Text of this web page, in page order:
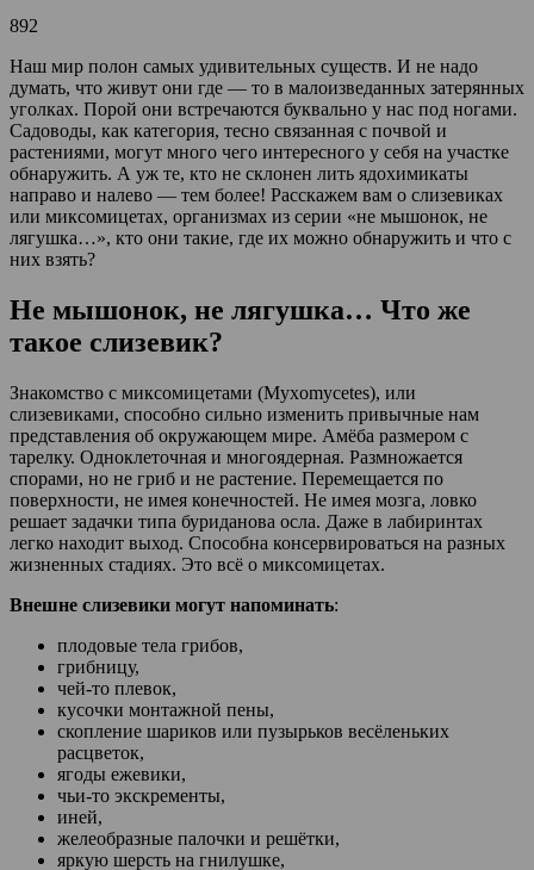
892
Наш мир полон самых удивительных существ. И не надо
думать, что живут они где — то в малоизведанных затерянных
уголках. Порой они встречаются буквально у нас под ногами.
Садоводы, как категория, тесно связанная с почвой и
растениями, могут много чего интересного у себя на участке
обнаружить. А уж те, кто не склонен лить ядохимикаты
направо и налево — тем более! Расскажем вам о слизевиках
или миксомицетах, организмах из серии «не мышонок, не
лягушка…», кто они такие, где их можно обнаружить и что с
них взять?
Не мышонок, не лягушка… Что же
такое слизевик?
Знакомство с миксомицетами (Myxomycetes), или
слизевиками, способно сильно изменить привычные нам
представления об окружающем мире. Амёба размером с
тарелку. Одноклеточная и многоядерная. Размножается
спорами, но не гриб и не растение. Перемещается по
поверхности, не имея конечностей. Не имея мозга, ловко
решает задачки типа буриданова осла. Даже в лабиринтах
легко находит выход. Способна консервироваться на разных
жизненных стадиях. Это всё о миксомицетах.
Внешне слизевики могут напоминать:
плодовые тела грибов,
грибницу,
чей-то плевок,
кусочки монтажной пены,
скопление шариков или пузырьков весёленьких
расцветок,
ягоды ежевики,
чьи-то экскременты,
иней,
желеобразные палочки и решётки,
яркую шерсть на гнилушке,